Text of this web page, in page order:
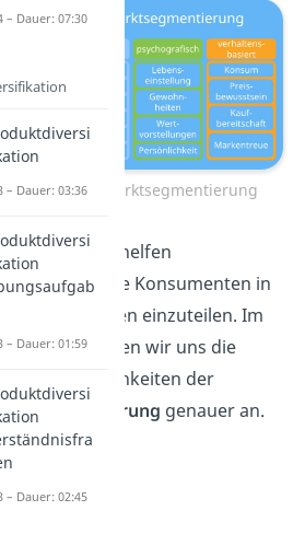
Kriterien der Marktsegmentierung
Merkmale
helfen
die Konsumenten in
Gruppen einzuteilen. Im
schauen wir uns die
Möglichkeiten der
genauer an.
– Dauer: 07:30
– Dauer: 03:36
– Dauer: 01:59
– Dauer: 02:45